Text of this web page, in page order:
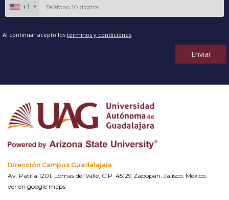
+1
Al continuar acepto los términos y condiciones
Enviar
Dirección Campus Guadalajara
Av. Patria 1201, Lomas del Valle, C.P. 45129 Zapopan, Jalisco, México.
ver en google maps